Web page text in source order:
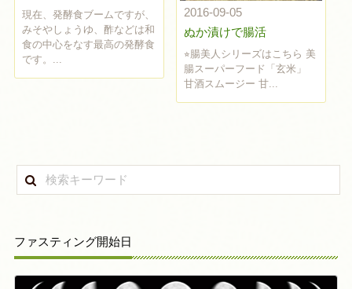
2016-09-05
ぬか漬けで腸活
⭐︎腸美人シリーズはこちら 美
腸スーパーフード「玄米」
甘酒スムージー 甘...
現在、発酵食ブームですが、
みそやしょうゆ、酢などは和
食の中心をなす最高の発酵食
です。...
ファスティング開始日